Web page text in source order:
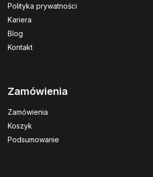
Polityka prywatności
Kariera
Blog
Kontakt
Zamówienia
Zamówienia
Koszyk
Podsumowanie